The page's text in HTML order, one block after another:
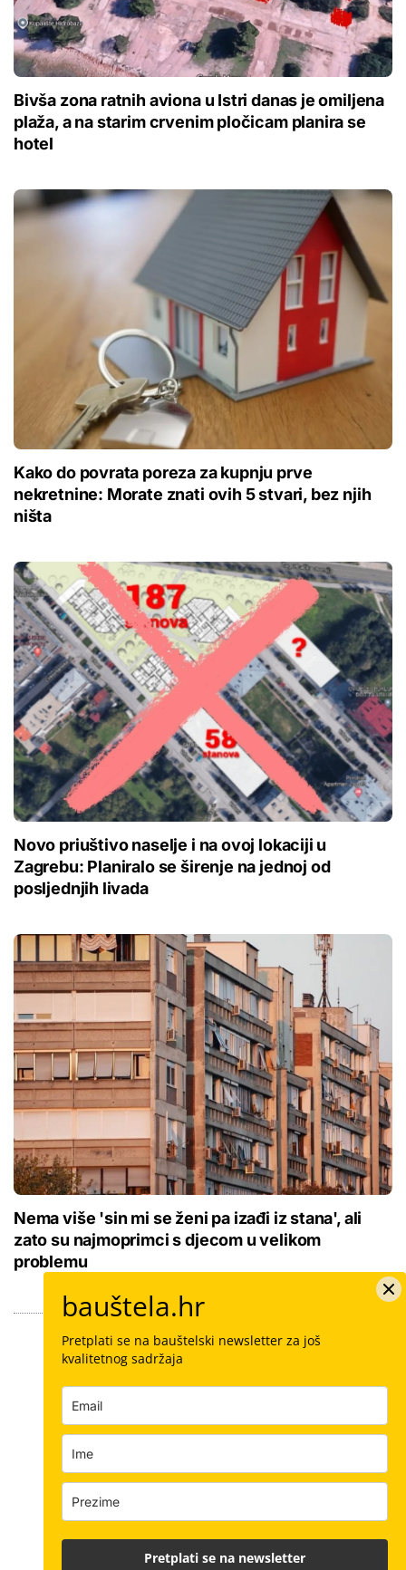
Bivša zona ratnih aviona u Istri danas je omiljena
plaža, a na starim crvenim pločicam planira se
hotel
Kako do povrata poreza za kupnju prve
nekretnine: Morate znati ovih 5 stvari, bez njih
ništa
Novo priuštivo naselje i na ovoj lokaciji u
Zagrebu: Planiralo se širenje na jednoj od
posljednjih livada
Nema više 'sin mi se ženi pa izađi iz stana', ali
zato su najmoprimci s djecom u velikom
problemu
bauštela.hr
Pretplati se na bauštelski newsletter za još
kvalitetnog sadržaja
Pretplati se na newsletter